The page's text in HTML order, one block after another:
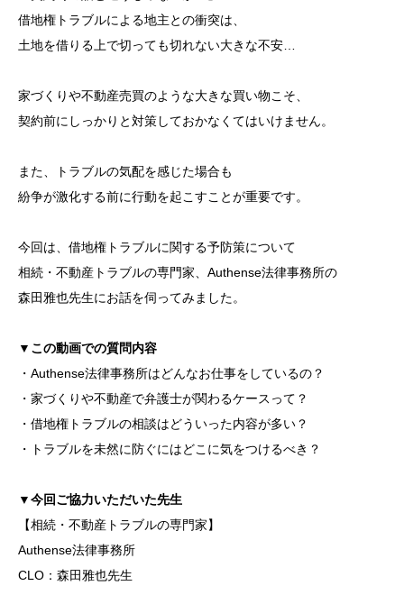
借地権トラブルによる地主との衝突は、
土地を借りる上で切っても切れない大きな不安…
家づくりや不動産売買のような大きな買い物こそ、
契約前にしっかりと対策しておかなくてはいけません。
また、トラブルの気配を感じた場合も
紛争が激化する前に行動を起こすことが重要です。
今回は、借地権トラブルに関する予防策について
相続・不動産トラブルの専門家、Authense法律事務所の
森田雅也先生にお話を伺ってみました。
▼この動画での質問内容
・Authense法律事務所はどんなお仕事をしているの？
・家づくりや不動産で弁護士が関わるケースって？
・借地権トラブルの相談はどういった内容が多い？
・トラブルを未然に防ぐにはどこに気をつけるべき？
▼今回ご協力いただいた先生
【相続・不動産トラブルの専門家】
Authense法律事務所
CLO：森田雅也先生